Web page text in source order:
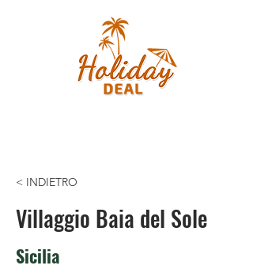
< INDIETRO
Villaggio Baia del Sole
Sicilia